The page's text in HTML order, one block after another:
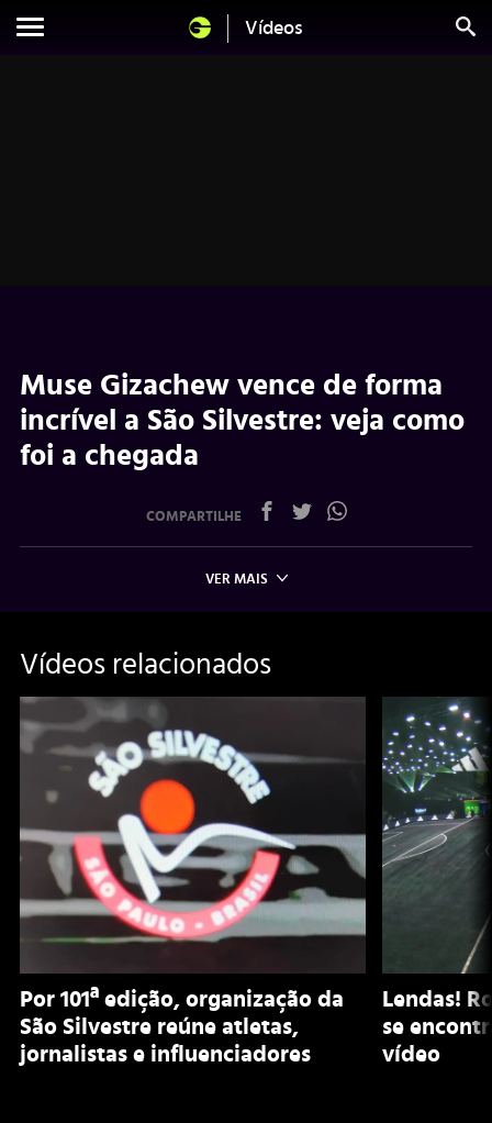
Vídeos
Muse Gizachew vence de forma
incrível a São Silvestre: veja como
foi a chegada
COMPARTILHE
VER MAIS
Vídeos relacionados
Por 101ª edição, organização da
São Silvestre reúne atletas,
jornalistas e influenciadores
Lendas!
se
vídeo